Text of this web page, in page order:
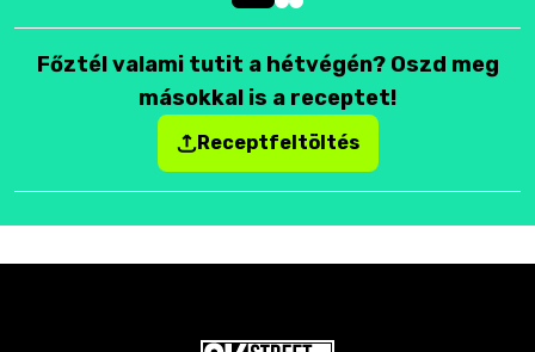
Főztél valami tutit a hétvégén? Oszd meg
másokkal is a receptet!
Receptfeltöltés